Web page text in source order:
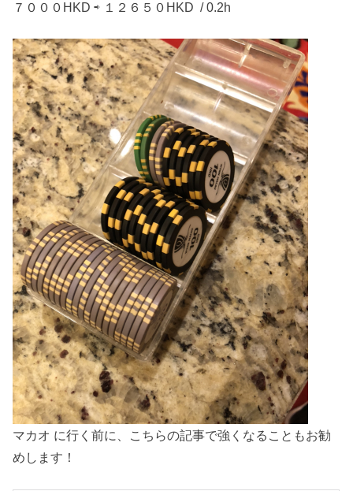
７０００HKD ⇨ １２６５０HKD / 0.2h
マカオ に行く前に、こちらの記事で強くなることもお勧
めします！